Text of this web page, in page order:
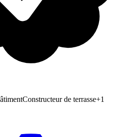
Constructeur de terrasse+1